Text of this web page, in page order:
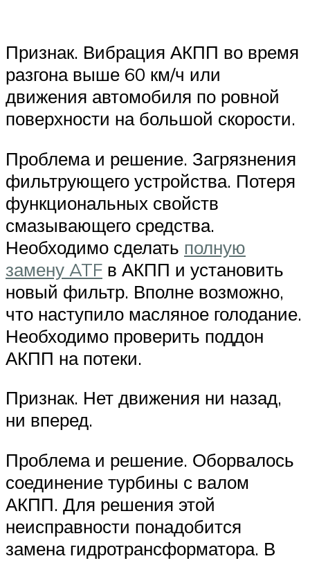
Признак. Вибрация АКПП во время
разгона выше 60 км/ч или
движения автомобиля по ровной
поверхности на большой скорости.
Проблема и решение. Загрязнения
фильтрующего устройства. Потеря
функциональных свойств
смазывающего средства.
Необходимо сделать полную
замену ATF в АКПП и установить
новый фильтр. Вполне возможно,
что наступило масляное голодание.
Необходимо проверить поддон
АКПП на потеки.
Признак. Нет движения ни назад,
ни вперед.
Проблема и решение. Оборвалось
соединение турбины с валом
АКПП. Для решения этой
неисправности понадобится
замена гидротрансформатора. В